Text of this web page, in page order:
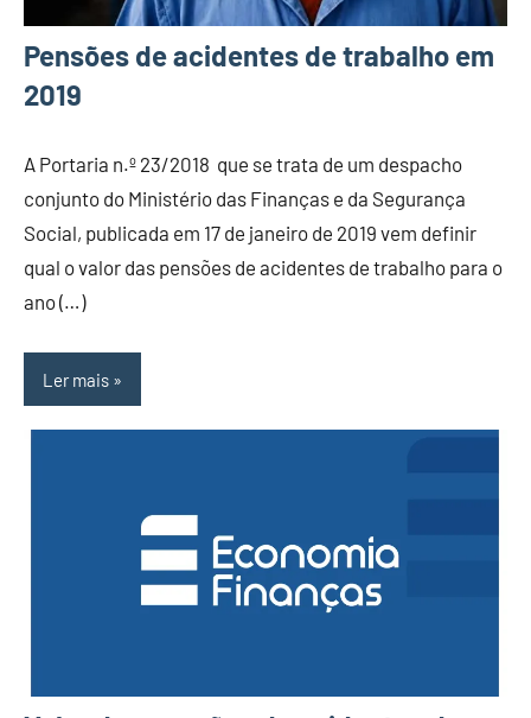
Pensões de acidentes de trabalho em
2019
A Portaria n.º 23/2018 que se trata de um despacho
conjunto do Ministério das Finanças e da Segurança
Social, publicada em 17 de janeiro de 2019 vem definir
qual o valor das pensões de acidentes de trabalho para o
ano (…)
Ler mais